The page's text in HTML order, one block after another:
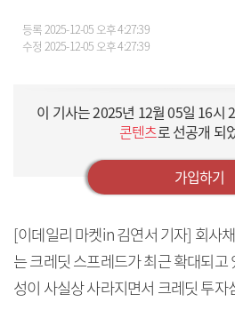
등록2025-12-05 오후 4:27:39
수정 2025-12-05 오후 4:27:39
이 기사는2025년 12월 05일 16시
콘텐츠로 선공개 되
가입하기
[이데일리 마켓in 김연서 기자] 회사
는 크레딧 스프레드가 최근 확대되고
성이 사실상 사라지면서 크레딧 투